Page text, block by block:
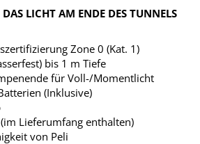
LICHT AM ENDE DES TUNNELS
Zone 0 (Kat. 1)
bis 1 m Tiefe
für Voll-/Momentlicht
(Inklusive)
Lieferumfang enthalten)
von Peli